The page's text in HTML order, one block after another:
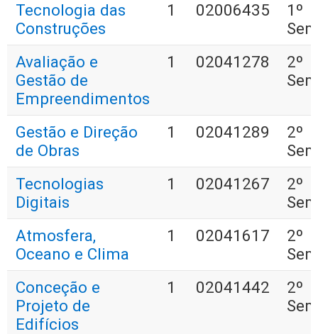
Tecnologia das
Construções
1 02006435
1º
Avaliação e
Gestão de
Empreendimentos
1 02041278
2º
Gestão e Direção
de Obras
1 02041289
2º
Tecnologias
Digitais
1 02041267
2º
Atmosfera,
Oceano e Clima
1 02041617
2º
Conceção e
Projeto de
Edifícios
1 02041442
2º